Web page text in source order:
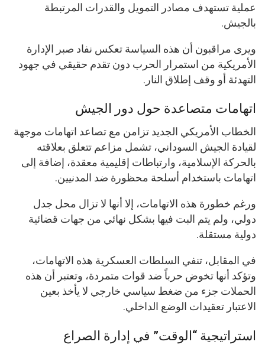
عملية تستهدف مصادر التمويل والقدرات المرتبطة
بالجيش.
ويرى مراقبون أن هذه السياسة تعكس نفاد صبر الإدارة
الأمريكية من استمرار الحرب دون تقدم حقيقي في جهود
التهدئة أو وقف إطلاق النار.
اتهامات متصاعدة حول دور الجيش
الخطاب الأمريكي الجديد تزامن مع تصاعد اتهامات موجهة
لقيادة الجيش السوداني، تشمل مزاعم تتعلق بعلاقته
بالحركة الإسلامية، وارتباطات إقليمية معقدة، إضافة إلى
اتهامات باستخدام أسلحة محظورة ضد المدنيين.
ورغم خطورة هذه الاتهامات، إلا أنها لا تزال محل جدل
دولي، ولم يتم البت فيها بشكل نهائي من جهات قضائية
دولية مستقلة.
في المقابل، تنفي السلطات العسكرية هذه الاتهامات،
وتؤكد أنها تخوض حرباً ضد قوات متمردة، وتعتبر أن هذه
الحملات جزء من ضغط سياسي خارجي لا يأخذ بعين
الاعتبار تعقيدات الوضع الداخلي.
استراتيجية “الوقت” في إدارة الصراع